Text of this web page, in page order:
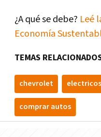
¿A qué se debe? Leé
Economía
TEMAS
chevrolet electricos
comprar autos